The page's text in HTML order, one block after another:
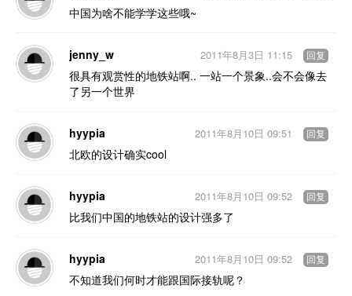
中国为啥不能学学这些哦~
jenny_w
很具有观赏性的地铁站啊.. 一站一个景象..会不会像去
了另一个世界
2011年8月3日 11:15 回复
hyypia
北欧的设计确实cool
2011年8月10日 09:51 回复
hyypia
比我们中国的地铁站的设计强多了
2011年8月10日 09:52 回复
hyypia
不知道我们何时才能跟国际接轨呢？
2011年8月10日 09:52 回复